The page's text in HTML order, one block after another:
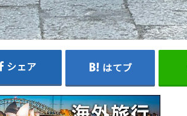
シェア はてブ